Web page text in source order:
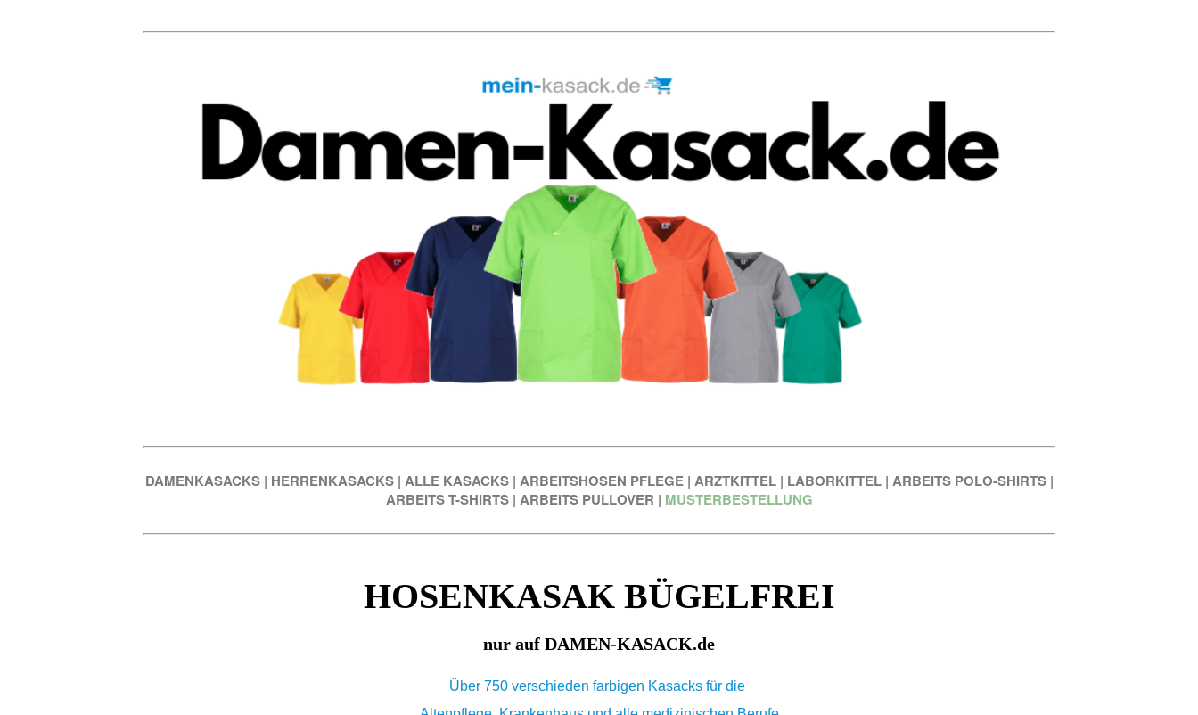
DAMENKASACKS | HERRENKASACKS | ALLE KASACKS | ARBEITSHOSEN PFLEGE | ARZTKITTEL | LABORKITTEL | ARBEITS POLO-SHIRTS |
ARBEITS T-SHIRTS | ARBEITS PULLOVER | MUSTERBESTELLUNG
HOSENKASAK BÜGELFREI
nur auf DAMEN-KASACK.de
Über 750 verschieden farbigen Kasacks für die